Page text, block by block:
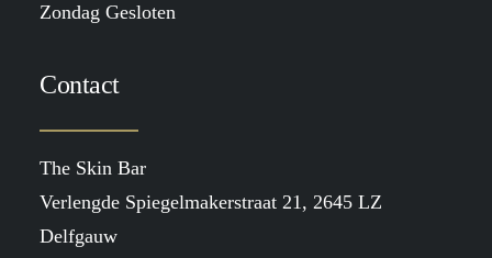
Zondag Gesloten
Contact
The Skin Bar
Verlengde Spiegelmakerstraat 21, 2645 LZ
Delfgauw